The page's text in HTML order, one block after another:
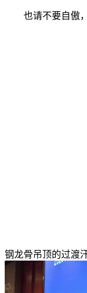
也请不要自傲，
钢龙骨吊顶的过渡